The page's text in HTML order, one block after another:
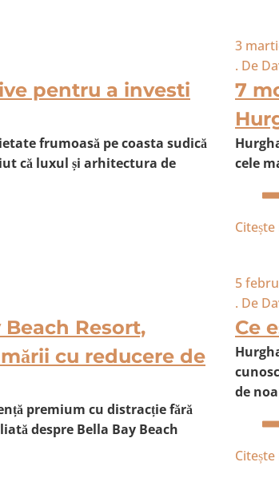
pentru a investi
frumoasă pe coasta sudică
că luxul și arhitectura de
3
. De
7
cele
Resort,
cu reducere de
premium cu distracție fără
despre Bella Bay Beach
5
. De
Ce
de